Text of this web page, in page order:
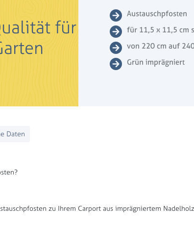
für
Austauschpfosten
für 11,5 x 11,5 cm
von 220 cm auf
Grün imprägniert
Daten
zu Ihrem Carport aus imprägniertem